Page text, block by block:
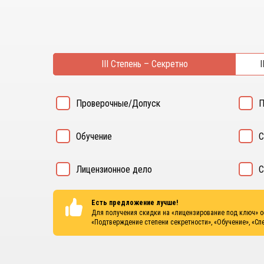
III Степень – Секретно
Проверочные/Допуск
Обучение
Лицензионное дело
Есть предложение лучше!
Для получения скидки на «лицензирование под ключ»
«Подтверждение степени секретности», «Обучение»,